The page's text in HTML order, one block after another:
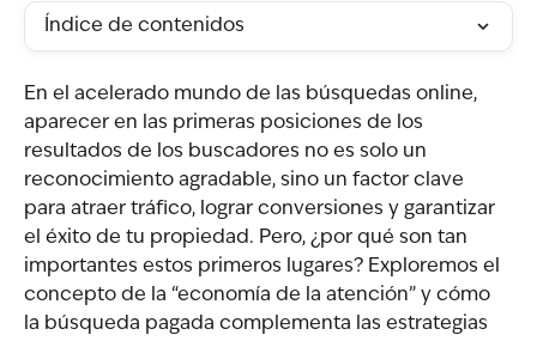
Índice de contenidos
En el acelerado mundo de las búsquedas online,
aparecer en las primeras posiciones de los
resultados de los buscadores no es solo un
reconocimiento agradable, sino un factor clave
para atraer tráfico, lograr conversiones y garantizar
el éxito de tu propiedad. Pero, ¿por qué son tan
importantes estos primeros lugares? Exploremos el
concepto de la “economía de la atención” y cómo
la búsqueda pagada complementa las estrategias